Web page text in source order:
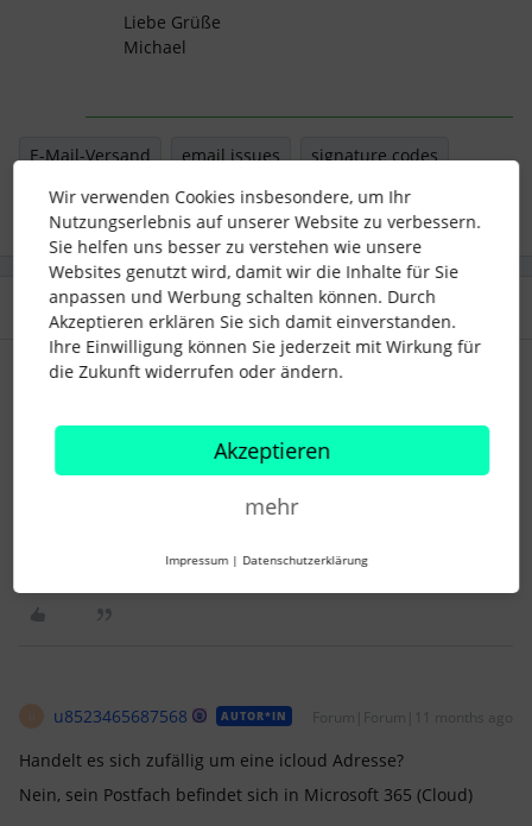
Liebe Grüße
Michael
E-Mail-Versand email issues signature codes
4 Antworten Älteste zuerst
KiCa_SK Forum|Forum|11 months ago
Handelt es sich zufällig um eine icloud Adresse?
Ich bin Stefan ;) Einerseits Personalleiter, andererseits
freiberuflicher Berater im Bereich Digitalisierung und Aufbau
Kontakt? Gerne direkt als Nachricht an mich.
u8523465687568 AUTOR*IN Forum|Forum|11 months ago
Handelt es sich zufällig um eine icloud Adresse?
Nein, sein Postfach befindet sich in Microsoft 365 (Cloud)
Wir verwenden Cookies insbesondere, um Ihr
Nutzungserlebnis auf unserer Website zu verbessern.
Sie helfen uns besser zu verstehen wie unsere
Websites genutzt wird, damit wir die Inhalte für Sie
anpassen und Werbung schalten können. Durch
Akzeptieren erklären Sie sich damit einverstanden.
Ihre Einwilligung können Sie jederzeit mit Wirkung für
die Zukunft widerrufen oder ändern.
Akzeptieren
mehr
Impressum | Datenschutzerklärung